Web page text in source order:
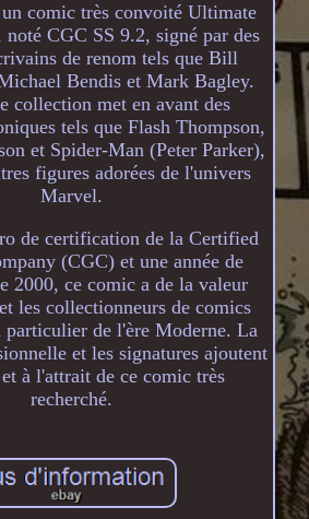
comic très convoité Ultimate
CGC SS 9.2, signé par des
de renom tels que Bill
Bendis et Mark Bagley.
collection met en avant des
tels que Flash Thompson,
et Spider-Man (Peter Parker),
figures adorées de l'univers
Marvel.
de certification de la Certified
(CGC) et une année de
2000, ce comic a de la valeur
les collectionneurs de comics
particulier de l'ère Moderne. La
et les signatures ajoutent
à l'attrait de ce comic très
recherché.